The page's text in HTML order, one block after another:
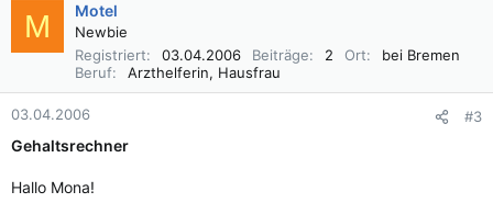
M Motel
Newbie
Registriert
03.04.2006 Beiträge 2 Ort
bei Bremen
Beruf
Arzthelferin, Hausfrau
03.04.2006 #3
Gehaltsrechner
Hallo Mona!